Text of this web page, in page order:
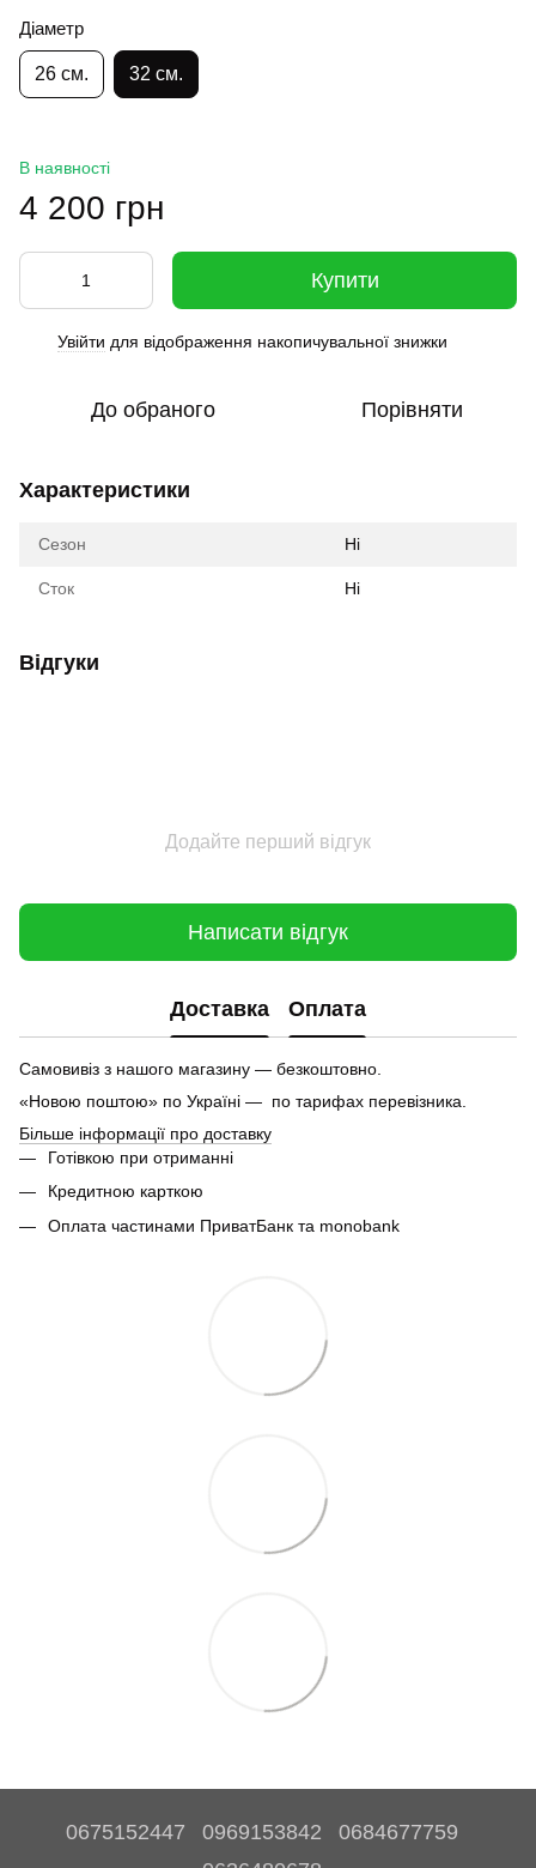
Діаметр
26 см. 32 см.
В наявності
4 200 грн
Купити
Увійти для відображення накопичувальної знижки
До обраного Порівняти
Характеристики
Сезон Ні
Сток Ні
Відгуки
Додайте перший відгук
Написати відгук
Доставка Оплата
Самовивіз з нашого магазину — безкоштовно.
«Новою поштою» по Україні — по тарифах перевізника.
Більше інформації про доставку
Готівкою при отриманні
Кредитною карткою
Оплата частинами ПриватБанк та monobank
0675152447 0969153842
0684677759